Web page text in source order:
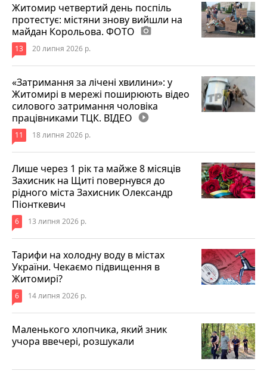
Житомир четвертий день поспіль
протестує: містяни знову вийшли на
майдан Корольова. ФОТО photo_camera
13 20 липня 2026 р.
«Затримання за лічені хвилини»: у
Житомирі в мережі поширюють відео
силового затримання чоловіка
працівниками ТЦК. ВІДЕО play_circle_filled
11 18 липня 2026 р.
Лише через 1 рік та майже 8 місяців
Захисник на Щиті повернувся до
рідного міста Захисник Олександр
Піонткевич
6 13 липня 2026 р.
Тарифи на холодну воду в містах
України. Чекаємо підвищення в
Житомирі?
6 14 липня 2026 р.
Маленького хлопчика, який зник
учора ввечері, розшукали